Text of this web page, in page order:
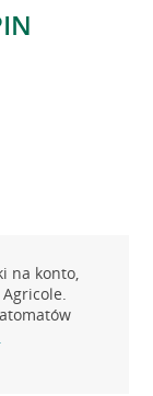
na konto,